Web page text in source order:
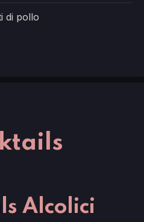
di pollo
Alcolici